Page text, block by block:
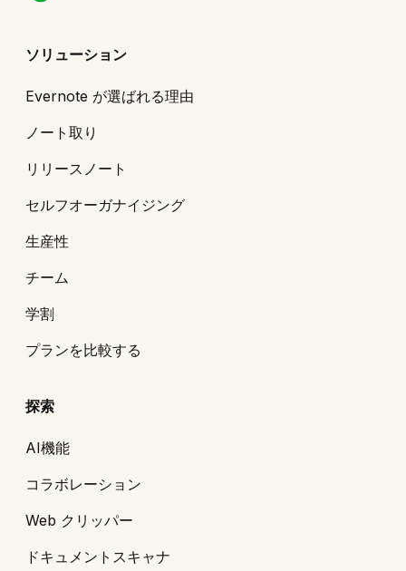
ソリューション
Evernote が選ばれる理由
ノート取り
リリースノート
セルフオーガナイジング
生産性
チーム
学割
プランを比較する
探索
AI機能
コラボレーション
Web クリッパー
ドキュメントスキャナ